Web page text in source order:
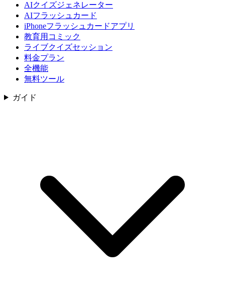
AIクイズジェネレーター
AIフラッシュカード
iPhoneフラッシュカードアプリ
教育用コミック
ライブクイズセッション
料金プラン
全機能
無料ツール
ガイド